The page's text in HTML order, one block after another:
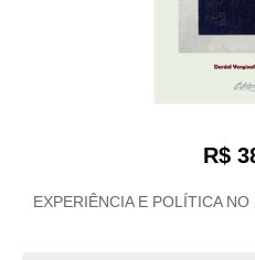
R$
EXPERIÊNCIA E POLÍTICA NO